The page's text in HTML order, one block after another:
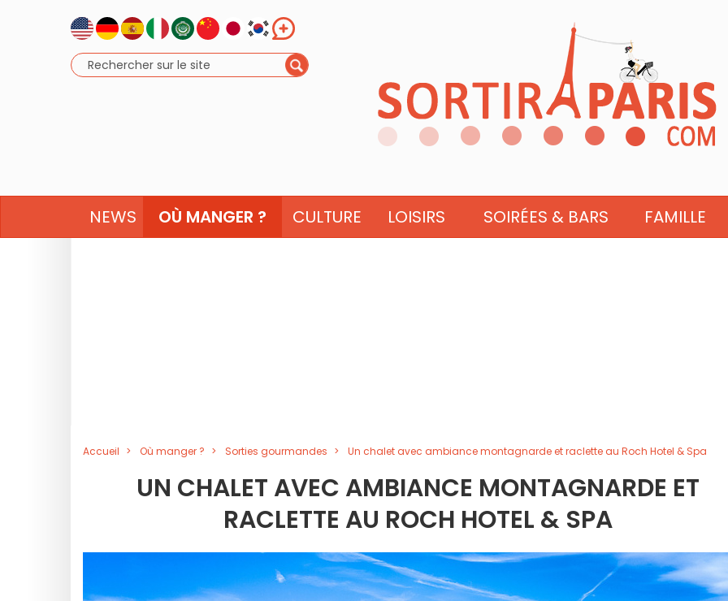
NEWS OÙ MANGER ? CULTURE LOISIRS SOIRÉES & BARS FAMILLE
Accueil Où manger ? Sorties gourmandes Un chalet avec ambiance montagnarde et raclette au Roch Hotel & Spa
UN CHALET AVEC AMBIANCE MONTAGNARDE ET
RACLETTE AU ROCH HOTEL & SPA